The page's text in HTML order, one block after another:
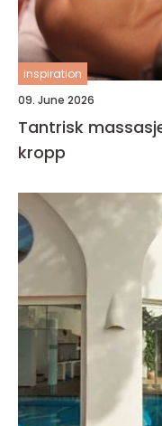
inspiration
09. June 2026
Tantrisk
kropp